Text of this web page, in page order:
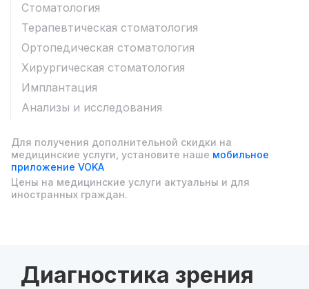
Стоматология
Терапевтическая стоматология
Ортопедическая стоматология
Хирургическая стоматология
Имплантация
Анализы и исследования
Для получения дополнительной скидки на
медицинские услуги, установите наше мобильное
приложение VOKA
Цены на медицинские услуги актуальны и для
иностранных граждан.
Диагностика зрения